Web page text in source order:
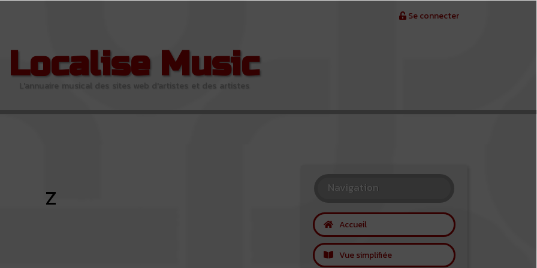
Se connecter
Localise Music
L'annuaire musical des sites web d'artistes et des artistes
Z Navigation
Accueil
Vue simplifiée